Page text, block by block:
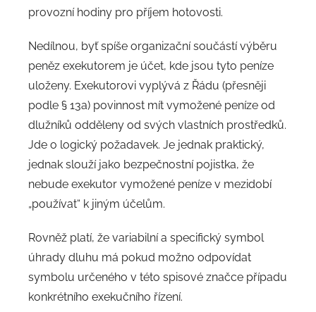
provozní hodiny pro příjem hotovosti.
Nedílnou, byť spíše organizační součástí výběru
peněz exekutorem je účet, kde jsou tyto peníze
uloženy. Exekutorovi vyplývá z Řádu (přesněji
podle § 13a) povinnost mít vymožené peníze od
dlužníků odděleny od svých vlastních prostředků.
Jde o logický požadavek. Je jednak praktický,
jednak slouží jako bezpečnostní pojistka, že
nebude exekutor vymožené peníze v mezidobí
„používat“ k jiným účelům.
Rovněž platí, že variabilní a specifický symbol
úhrady dluhu má pokud možno odpovídat
symbolu určeného v této spisové značce případu
konkrétního exekučního řízení.